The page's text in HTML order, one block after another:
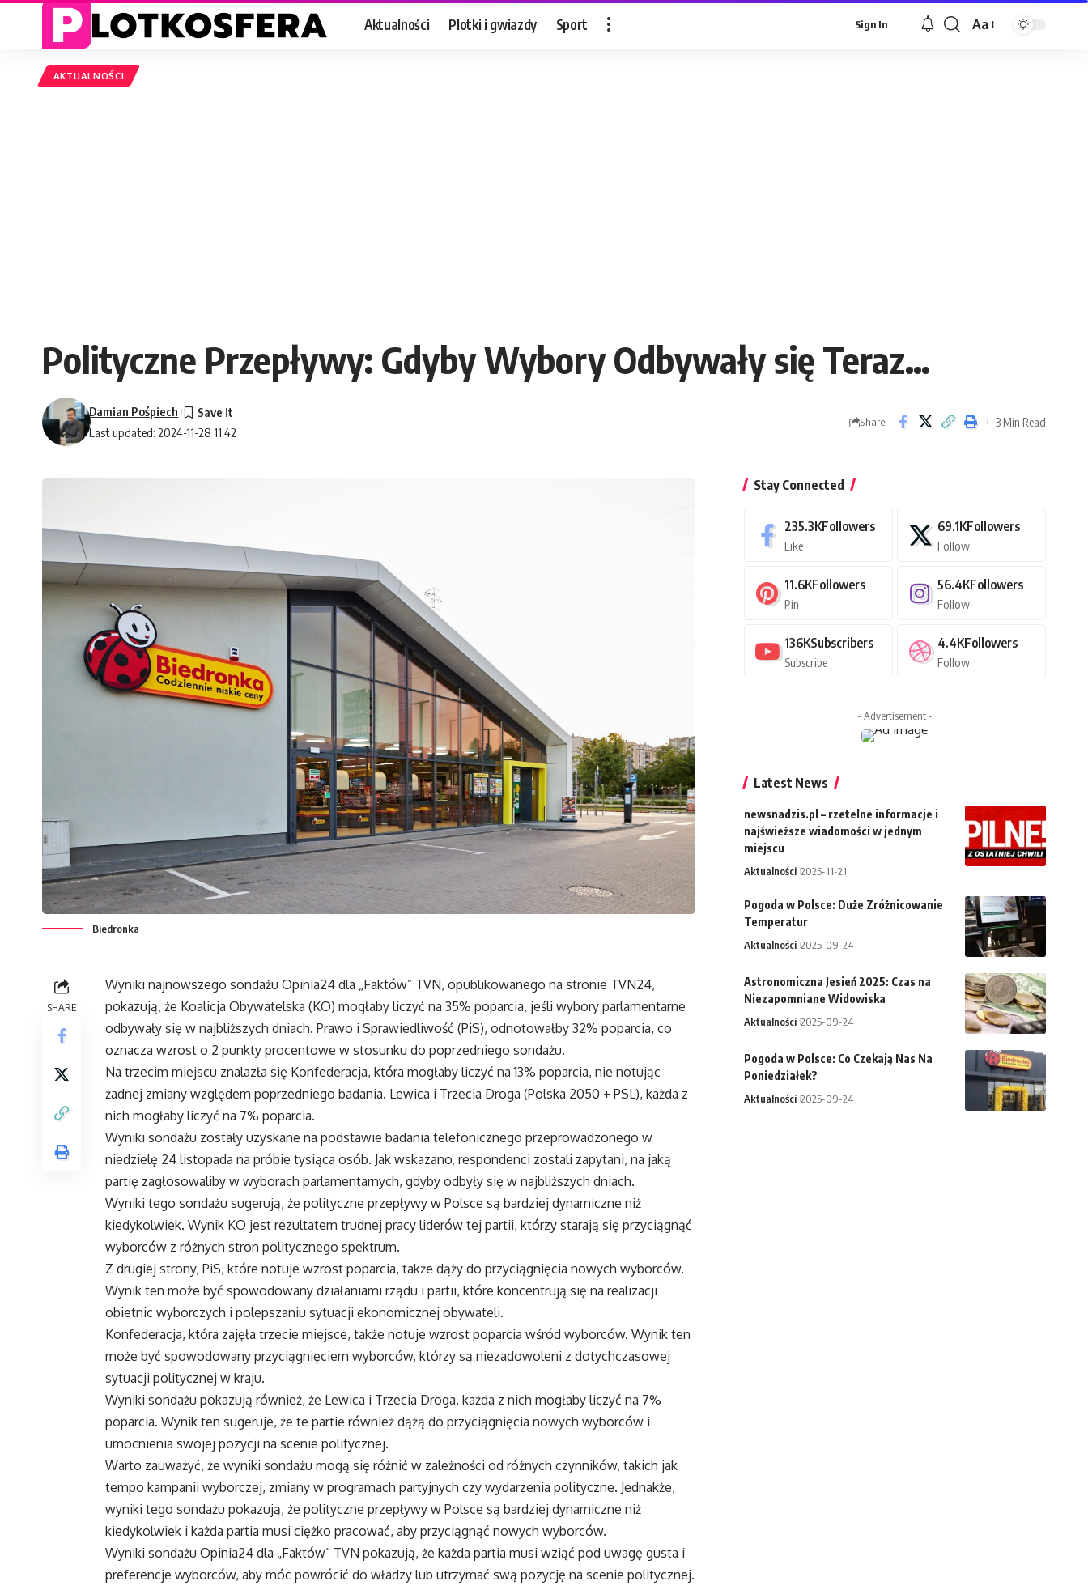
Aktualności Plotki i gwiazdy Sport Sign In
Font
Aa
AKTUALNOŚCI
Polityczne Przepływy: Gdyby Wybory Odbywały się Teraz…
Last updated: 2024-11-28 11:42
Damian Pośpiech
Share 3 Min Read
Biedronka
SHARE
Wyniki najnowszego sondażu Opinia24 dla „Faktów” TVN, opublikowanego na stronie TVN24,
pokazują, że Koalicja Obywatelska (KO) mogłaby liczyć na 35% poparcia, jeśli wybory parlamentarne
odbywały się w najbliższych dniach. Prawo i Sprawiedliwość (PiS), odnotowałby 32% poparcia, co
oznacza wzrost o 2 punkty procentowe w stosunku do poprzedniego sondażu.
Na trzecim miejscu znalazła się Konfederacja, która mogłaby liczyć na 13% poparcia, nie notując
żadnej zmiany względem poprzedniego badania. Lewica i Trzecia Droga (Polska 2050 + PSL), każda z
nich mogłaby liczyć na 7% poparcia.
Wyniki sondażu zostały uzyskane na podstawie badania telefonicznego przeprowadzonego w
niedzielę 24 listopada na próbie tysiąca osób. Jak wskazano, respondenci zostali zapytani, na jaką
partię zagłosowaliby w wyborach parlamentarnych, gdyby odbyły się w najbliższych dniach.
Wyniki tego sondażu sugerują, że polityczne przepływy w Polsce są bardziej dynamiczne niż
kiedykolwiek. Wynik KO jest rezultatem trudnej pracy liderów tej partii, którzy starają się przyciągnąć
wyborców z różnych stron politycznego spektrum.
Z drugiej strony, PiS, które notuje wzrost poparcia, także dąży do przyciągnięcia nowych wyborców.
Wynik ten może być spowodowany działaniami rządu i partii, które koncentrują się na realizacji
obietnic wyborczych i polepszaniu sytuacji ekonomicznej obywateli.
Konfederacja, która zajęła trzecie miejsce, także notuje wzrost poparcia wśród wyborców. Wynik ten
może być spowodowany przyciągnięciem wyborców, którzy są niezadowoleni z dotychczasowej
sytuacji politycznej w kraju.
Wyniki sondażu pokazują również, że Lewica i Trzecia Droga, każda z nich mogłaby liczyć na 7%
poparcia. Wynik ten sugeruje, że te partie również dążą do przyciągnięcia nowych wyborców i
umocnienia swojej pozycji na scenie politycznej.
Warto zauważyć, że wyniki sondażu mogą się różnić w zależności od różnych czynników, takich jak
tempo kampanii wyborczej, zmiany w programach partyjnych czy wydarzenia polityczne. Jednakże,
wyniki tego sondażu pokazują, że polityczne przepływy w Polsce są bardziej dynamiczne niż
kiedykolwiek i każda partia musi ciężko pracować, aby przyciągnąć nowych wyborców.
Wyniki sondażu Opinia24 dla „Faktów” TVN pokazują, że każda partia musi wziąć pod uwagę gusta i
preferencje wyborców, aby móc powrócić do władzy lub utrzymać swą pozycję na scenie politycznej.
Stay Connected
235.3KFollowers
Like
69.1KFollowers
Follow
11.6KFollowers
Pin
56.4KFollowers
Follow
136KSubscribers
Subscribe
4.4KFollowers
Follow
- Advertisement -
Latest News
newsnadzis.pl – rzetelne informacje i
najświeższe wiadomości w jednym
miejscu
Aktualności 2025-11-21
Pogoda w Polsce: Duże Zróżnicowanie
Temperatur
Aktualności 2025-09-24
Astronomiczna Jesień 2025: Czas na
Niezapomniane Widowiska
Aktualności 2025-09-24
Pogoda w Polsce: Co Czekają Nas Na
Poniedziałek?
Aktualności 2025-09-24